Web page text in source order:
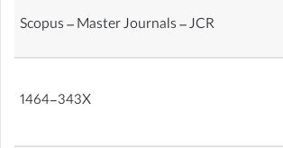
Scopus – Master Journals – JCR
1464-343X